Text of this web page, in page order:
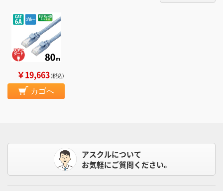
￥19,663（税込）
カゴへ
アスクルについて
お気軽にご質問ください。